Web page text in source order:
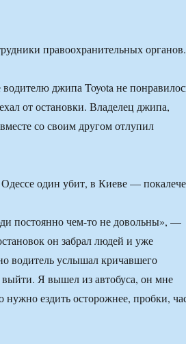
правоохранительных органов.
джипа Toyota не
от остановки. Владелец джипа,
со своим другом отлупил
постоянно чем-то не довольны», —
он забрал людей и уже
водитель услышал кричавшего
Я вышел из автобуса, он мне
нужно ездить осторожнее, пробки,